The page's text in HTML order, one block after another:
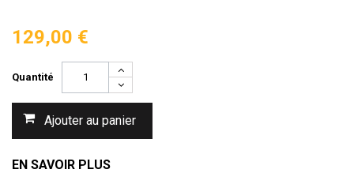
129,00 €
Quantité
Ajouter au panier
EN SAVOIR PLUS